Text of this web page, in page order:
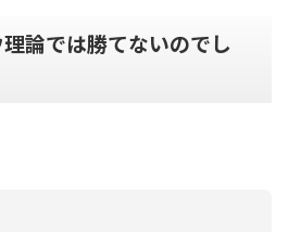
論では勝てないのでし